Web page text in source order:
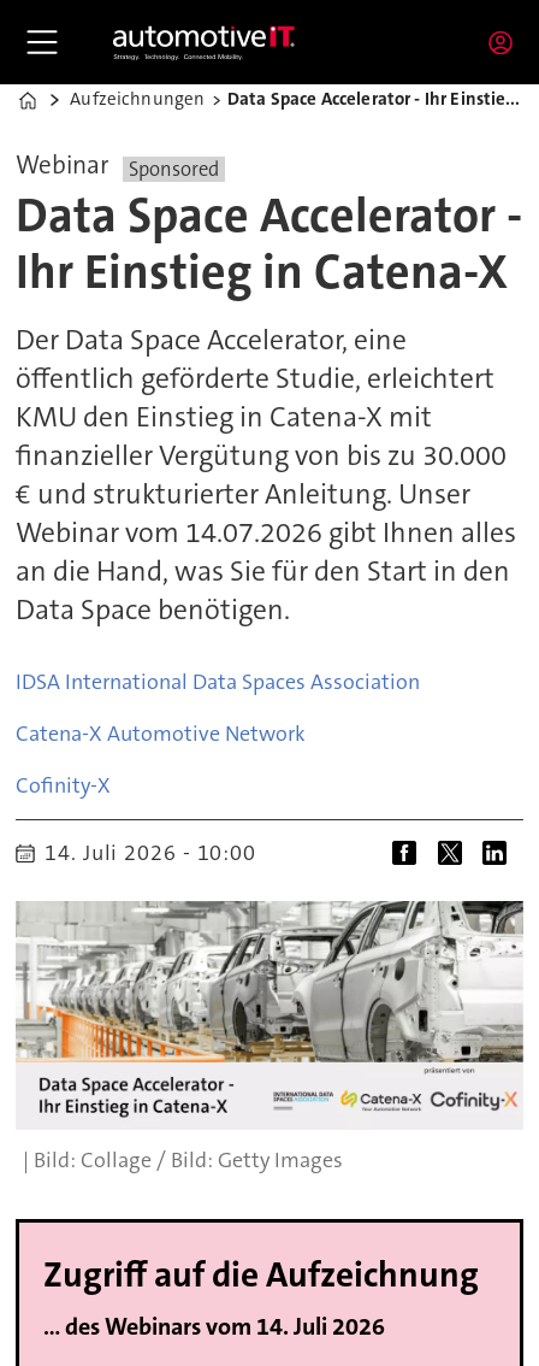
Home
Aufzeichnungen Data Space Accelerator - Ihr Einstieg in Catena-X
Webinar Sponsored
Data Space Accelerator -
Ihr Einstieg in Catena-X
Der Data Space Accelerator, eine
öffentlich geförderte Studie, erleichtert
KMU den Einstieg in Catena-X mit
finanzieller Vergütung von bis zu 30.000
€ und strukturierter Anleitung. Unser
Webinar vom 14.07.2026 gibt Ihnen alles
an die Hand, was Sie für den Start in den
Data Space benötigen.
IDSA International Data Spaces Association
Catena-X Automotive Network
Cofinity-X
14. Juli 2026 - 10:00
Collage / Bild: Getty Images
Zugriff auf die Aufzeichnung
... des Webinars vom 14. Juli 2026